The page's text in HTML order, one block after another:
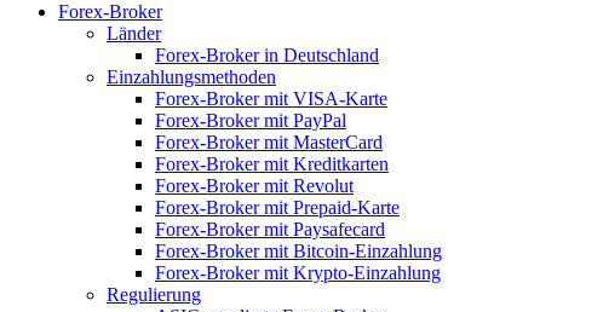
Forex-Broker
Länder
Forex-Broker in Deutschland
Einzahlungsmethoden
Forex-Broker mit VISA-Karte
Forex-Broker mit PayPal
Forex-Broker mit MasterCard
Forex-Broker mit Kreditkarten
Forex-Broker mit Revolut
Forex-Broker mit Prepaid-Karte
Forex-Broker mit Paysafecard
Forex-Broker mit Bitcoin-Einzahlung
Forex-Broker mit Krypto-Einzahlung
Regulierung